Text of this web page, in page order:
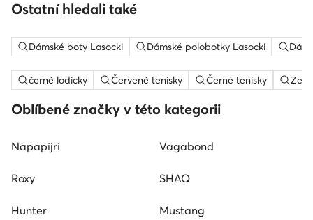
Ostatní hledali také
Dámské boty Lasocki Dámské polobotky Lasocki
černé lodicky Červené tenisky Černé tenisky
Oblíbené značky v této kategorii
Napapijri Vagabond
Roxy SHAQ
Hunter Mustang